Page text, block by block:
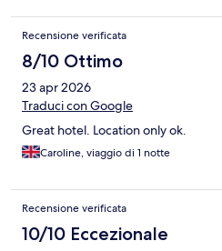
provide space to work or have a
welcoming - in an area that is
time exploring the place and the
spot for a working trip.
Recensione verificata
8/10 Ottimo
23 apr 2026
Traduci con Google
Great hotel. Location only ok.
Caroline, viaggio di 1 notte
Recensione verificata
10/10 Eccezionale